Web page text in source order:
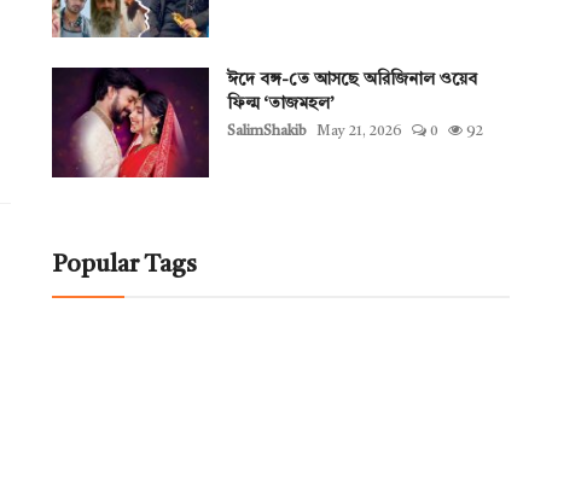
ঈদে বঙ্গ-তে আসছে অরিজিনাল ওয়েব
ফিল্ম ‘তাজমহল’
SalimShakib May 21, 2026 0 92
Popular Tags